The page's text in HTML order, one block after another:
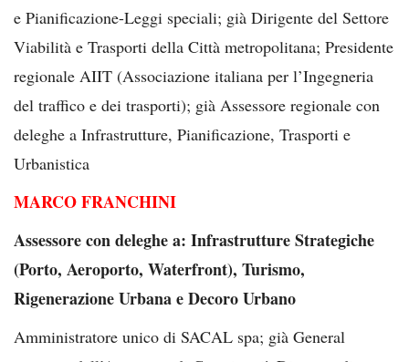
e Pianificazione-Leggi speciali; già Dirigente del Settore
Viabilità e Trasporti della Città metropolitana; Presidente
regionale AIIT (Associazione italiana per l’Ingegneria
del traffico e dei trasporti); già Assessore regionale con
deleghe a Infrastrutture, Pianificazione, Trasporti e
Urbanistica
MARCO FRANCHINI
Assessore con deleghe a: Infrastrutture Strategiche
(Porto, Aeroporto, Waterfront), Turismo,
Rigenerazione Urbana e Decoro Urbano
Amministratore unico di SACAL spa; già General